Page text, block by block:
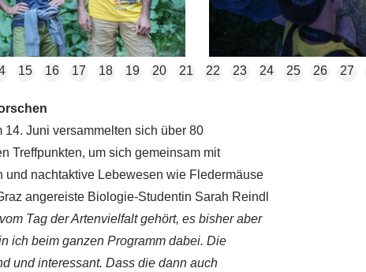
15 16 17 18 19 20 21 22 23 24 25 26 27
14. Juni versammelten sich über 80
Treffpunkten, um sich gemeinsam mit
nachtaktive Lebewesen wie Fledermäuse
angereiste Biologie-Studentin Sarah Reindl
Tag der Artenvielfalt gehört, es bisher aber
ich beim ganzen Programm dabei. Die
und interessant. Dass die dann auch